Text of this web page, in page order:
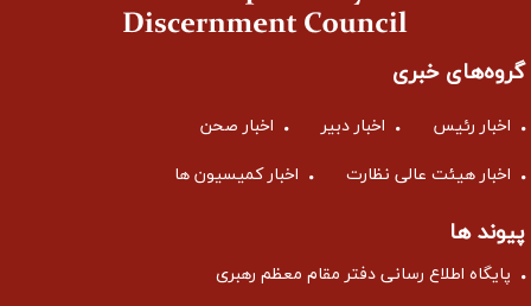
گروه‌های خبری
اخبار رئیس اخبار دبیر اخبار صحن
اخبار هیئت عالی نظارت اخبار کمیسیون ها
پیوند ها
پایگاه اطلاع رسانی دفتر مقام معظم رهبری